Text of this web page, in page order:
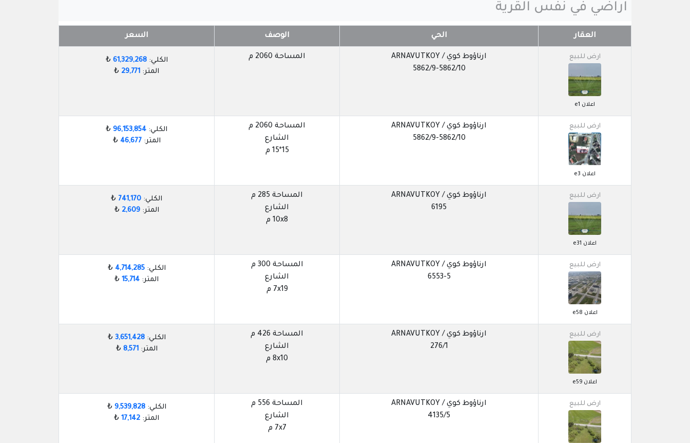
اراضي في نفس القرية
العقار الحي الوصف السعر
ارض للبيع
اعلان e1
ارناؤوط كوي / ARNAVUTKOY
5862/9-5862/10
المساحة 2060 م الكلي:61,329,268
₺
المتر: 29,771
₺
ارض للبيع
اعلان e3
ارناؤوط كوي / ARNAVUTKOY
5862/9-5862/10
المساحة 2060 م
الشارع
15*15 م
الكلي: 96,153,854
₺
المتر: 46,677
₺
ارض للبيع
اعلان e31
ارناؤوط كوي / ARNAVUTKOY
6195
المساحة 285 م
الشارع
10x8 م
الكلي: 741,170
₺
المتر:2,609
₺
ارض للبيع
اعلان e58
ارناؤوط كوي / ARNAVUTKOY
6553-5
المساحة 300 م
الشارع
7x19 م
الكلي:4,714,285
₺
المتر: 15,714
₺
ارض للبيع
اعلان e59
ارناؤوط كوي / ARNAVUTKOY
276/1
المساحة 426 م
الشارع
8x10 م
الكلي:3,651,428
₺
المتر:8,571
₺
ارض للبيع
ارناؤوط كوي / ARNAVUTKOY
4135/5
المساحة 556 م
الشارع
7x7 م
الكلي:9,539,828
₺
المتر: 17,142
₺